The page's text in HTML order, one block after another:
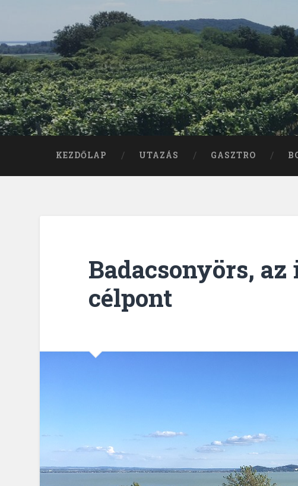
KEZDŐLAP UTAZÁS GASZTRO
Badacsonyörs,
célpont